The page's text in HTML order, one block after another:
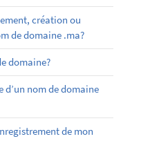
création ou
de domaine .ma?
domaine?
nom de domaine
de mon